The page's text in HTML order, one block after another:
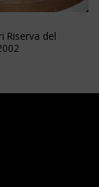
Riserva del